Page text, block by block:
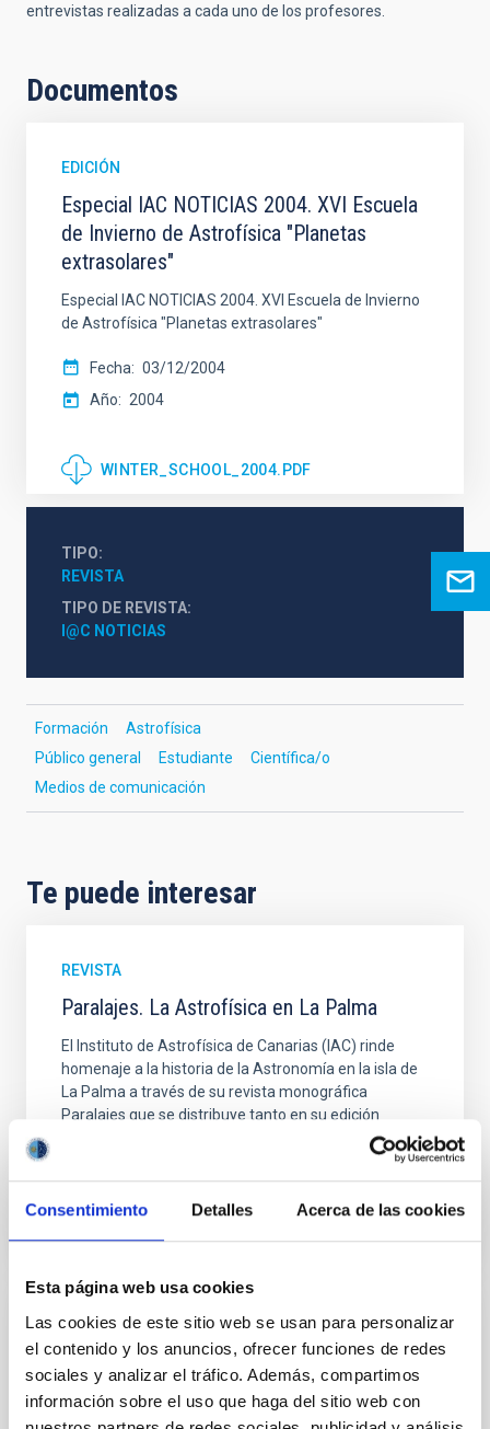
Consentimiento Detalles Acerca de las cookies
Esta página web usa cookies
Las cookies de este sitio web se usan para personalizar
el contenido y los anuncios, ofrecer funciones de redes
sociales y analizar el tráfico. Además, compartimos
información sobre el uso que haga del sitio web con
entrevistas realizadas a cada uno de los profesores.
Documentos
EDICIÓN
Especial IAC NOTICIAS 2004. XVI Escuela
de Invierno de Astrofísica "Planetas
extrasolares"
Especial IAC NOTICIAS 2004. XVI Escuela de Invierno
de Astrofísica "Planetas extrasolares"
Fecha
03/12/2004
Año
2004
WINTER_SCHOOL_2004.PDF
TIPO
REVISTA
TIPO DE REVISTA
I@C NOTICIAS
Formación
Astrofísica
Público general
Estudiante
Científica/o
Medios de comunicación
Te puede interesar
REVISTA
Paralajes. La Astrofísica en La Palma
El Instituto de Astrofísica de Canarias (IAC) rinde
homenaje a la historia de la Astronomía en la isla de
La Palma a través de su revista monográfica
Paralajes que se distribuye tanto en su edición
REVISTA
PARALAJES El Infrarrojo
La mayor parte de la energía que emite el Universo